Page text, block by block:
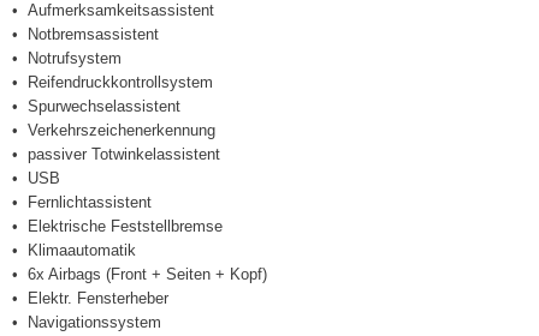
Aufmerksamkeitsassistent
Notbremsassistent
Notrufsystem
Reifendruckkontrollsystem
Spurwechselassistent
Verkehrszeichenerkennung
passiver Totwinkelassistent
USB
Fernlichtassistent
Elektrische Feststellbremse
Klimaautomatik
6x Airbags (Front + Seiten + Kopf)
Elektr. Fensterheber
Navigationssystem